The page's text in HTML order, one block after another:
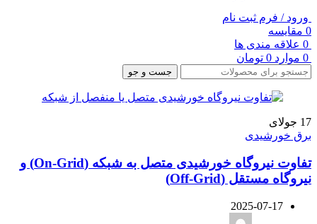
ورود / فرم ثبت نام
0 مقایسه
0 علاقه مندی ها
0 موارد 0 تومان
جست و جو
17 جولای
برق خورشیدی
تفاوت نیروگاه خورشیدی متصل به شبکه (On-Grid) و
نیروگاه مستقل (Off-Grid)
2025-07-17